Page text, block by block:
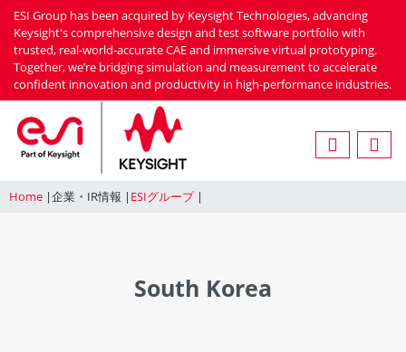
Skip
main
content
ESI Group has been acquired by Keysight Technologies, advancing
Keysight's comprehensive design and test software portfolio with
trusted, real-world-accurate CAE and immersive virtual prototyping.
Together, we’re bridging simulation and measurement to accelerate
confident innovation and productivity in high-performance industries.
Home 企業・IR情報 ESIグループ
South Korea